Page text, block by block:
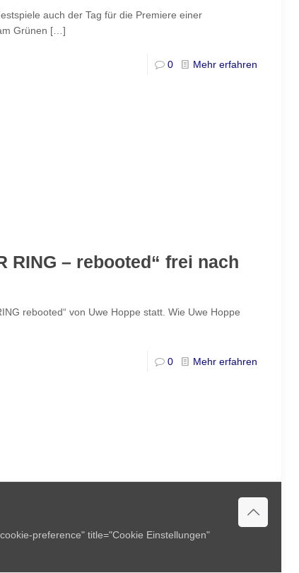
auch der Tag für die Premiere einer
Grünen […]
0 Mehr erfahren
RING – rebooted“ frei nach
rebooted“ von Uwe Hoppe statt. Wie Uwe Hoppe
0 Mehr erfahren
preference" title="Cookie Einstellungen"